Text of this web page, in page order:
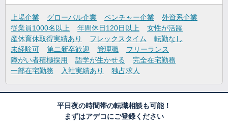
上場企業 グローバル企業 ベンチャー企業
外資系企業
従業員1000名以上
年間休日120日以上
女性が活躍
産休育休取得実績あり
フレックスタイム
転勤なし
未経験可
第二新卒歓迎 管理職
フリーランス
障がい者積極採用
語学が生かせる
完全在宅勤務
一部在宅勤務
入社実績あり 独占求人
平日夜の時間帯の転職相談も可能！
まずはアデコにご登録ください